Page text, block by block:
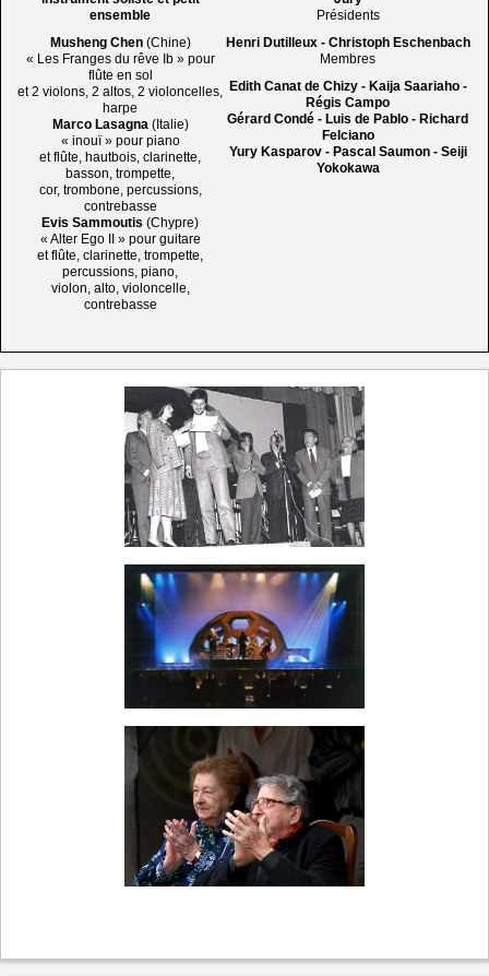
ensemble
Musheng Chen(Chine)
« Les Franges du rêve Ib » pour
flûte en sol
et 2 violons, 2 altos, 2 violoncelles,
harpe
Marco Lasagna(Italie)
« inouï » pour piano
et flûte, hautbois, clarinette,
basson, trompette,
cor, trombone, percussions,
contrebasse
Evis Sammoutis (Chypre)
« Alter Ego II » pour guitare
et flûte, clarinette, trompette,
percussions, piano,
violon, alto, violoncelle,
contrebasse
Présidents
Henri Dutilleux - Christoph Eschenbach
Membres
Edith Canat de Chizy - Kaija Saariaho -
Régis Campo
Gérard Condé - Luis de Pablo - Richard
Felciano
Yury Kasparov - Pascal Saumon - Seiji
Yokokawa